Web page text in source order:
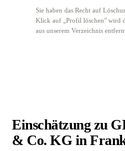
Sie haben das Recht auf
Klick auf „Profil löschen" wird
aus unserem Verzeichnis
Einschätzung zu
& Co. KG in